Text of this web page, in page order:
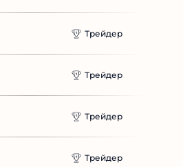
Трейдер
Трейдер
Трейдер
Трейдер